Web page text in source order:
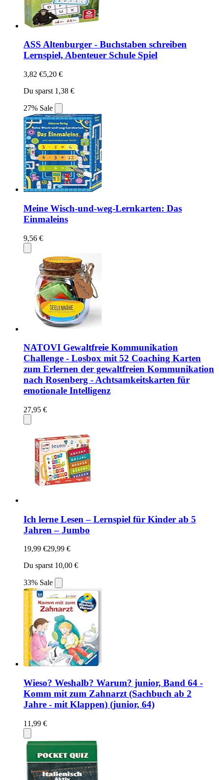
ASS Altenburger - Buchstaben schreiben
Lernspiel, Abenteuer Schule Spiel
3,82 €5,20 €
Du sparst 1,38 €
27% Sale
Meine Wisch-und-weg-Lernkarten: Das
Einmaleins
9,56 €
NATOVI Gewaltfreie Kommunikation
Challenge - Losbox mit 52 Coaching Karten
zum Erlernen der gewaltfreien Kommunikation
nach Rosenberg - Achtsamkeitskarten für
emotionale Intelligenz
27,95 €
Ich lerne Lesen – Lernspiel für Kinder ab 5
Jahren – Jumbo
19,99 €29,99 €
Du sparst 10,00 €
33% Sale
Wieso? Weshalb? Warum? junior, Band 64 -
Komm mit zum Zahnarzt (Sachbuch ab 2
Jahre - mit Klappen) (junior, 64)
11,99 €